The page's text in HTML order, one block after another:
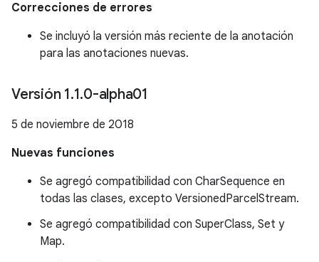
Correcciones de errores
Se incluyó la versión más reciente de la anotación
para las anotaciones nuevas.
Versión 1.1.0-alpha01
5 de noviembre de 2018
Nuevas funciones
Se agregó compatibilidad con CharSequence en
todas las clases, excepto VersionedParcelStream.
Se agregó compatibilidad con SuperClass, Set y
Map.